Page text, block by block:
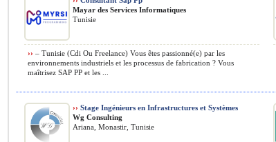
Mayar des Services Informatiques
Tunisie
›› – Tunisie (Cdi Ou Freelance) Vous êtes passionné(e) par les
environnements industriels et les processus de fabrication ? Vous
maîtrisez SAP PP et les ...
›› Stage Ingénieurs en Infrastructures et Systèmes
Wg Consulting
Ariana, Monastir, Tunisie